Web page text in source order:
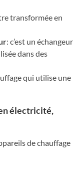
transformée en
: c’est un échangeur
dans des
qui utilise une
électricité,
de chauffage